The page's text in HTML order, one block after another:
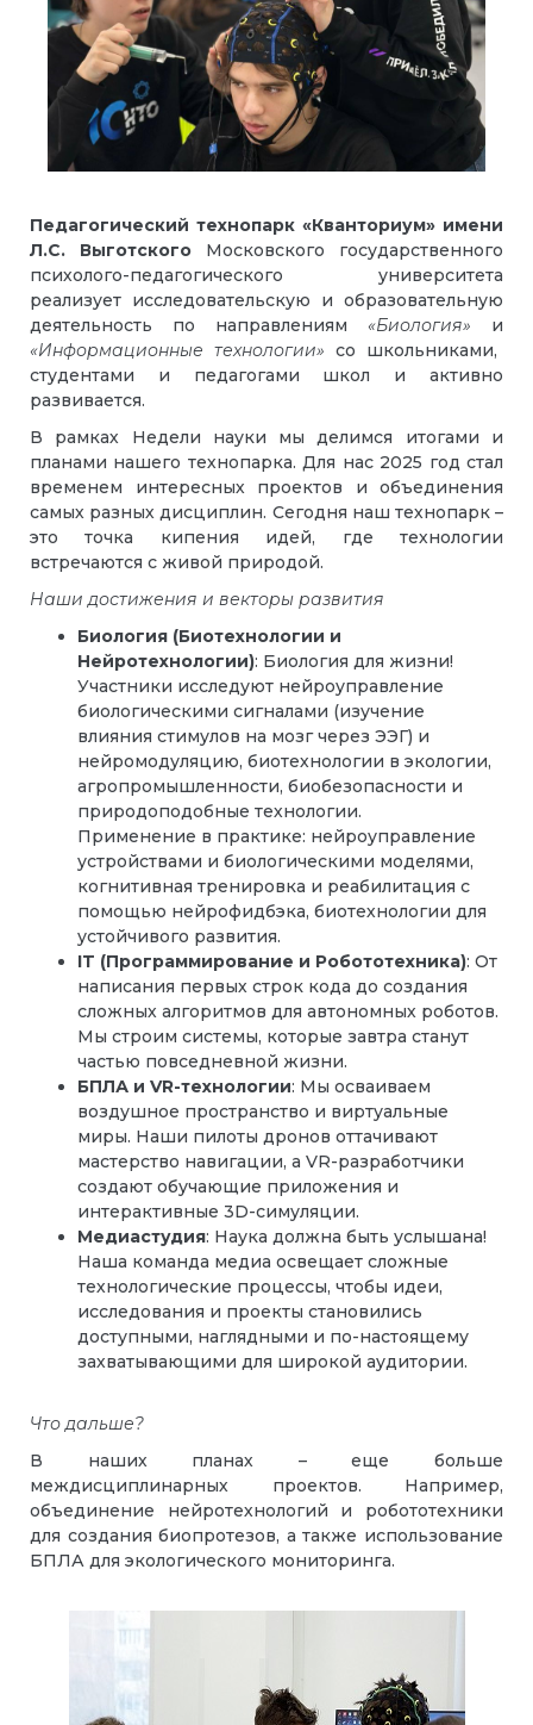
Педагогический технопарк «Кванториум» имени
Л.С. Выготского Московского государственного
психолого-педагогического университета
реализует исследовательскую и образовательную
деятельность по направлениям «Биология» и
«Информационные технологии» со школьниками,
студентами и педагогами школ и активно
развивается.
В рамках Недели науки мы делимся итогами и
планами нашего технопарка. Для нас 2025 год стал
временем интересных проектов и объединения
самых разных дисциплин. Сегодня наш технопарк –
это точка кипения идей, где технологии
встречаются с живой природой.
Наши достижения и векторы развития
Биология (Биотехнологии и
Нейротехнологии): Биология для жизни!
Участники исследуют нейроуправление
биологическими сигналами (изучение
влияния стимулов на мозг через ЭЭГ) и
нейромодуляцию, биотехнологии в экологии,
агропромышленности, биобезопасности и
природоподобные технологии.
Применение в практике: нейроуправление
устройствами и биологическими моделями,
когнитивная тренировка и реабилитация с
помощью нейрофидбэка, биотехнологии для
устойчивого развития.
IT (Программирование и Робототехника): От
написания первых строк кода до создания
сложных алгоритмов для автономных роботов.
Мы строим системы, которые завтра станут
частью повседневной жизни.
БПЛА и VR-технологии: Мы осваиваем
воздушное пространство и виртуальные
миры. Наши пилоты дронов оттачивают
мастерство навигации, а VR-разработчики
создают обучающие приложения и
интерактивные 3D-симуляции.
Медиастудия: Наука должна быть услышана!
Наша команда медиа освещает сложные
технологические процессы, чтобы идеи,
исследования и проекты становились
доступными, наглядными и по-настоящему
захватывающими для широкой аудитории.
Что дальше?
В наших планах – еще больше
междисциплинарных проектов. Например,
объединение нейротехнологий и робототехники
для создания биопротезов, а также использование
БПЛА для экологического мониторинга.